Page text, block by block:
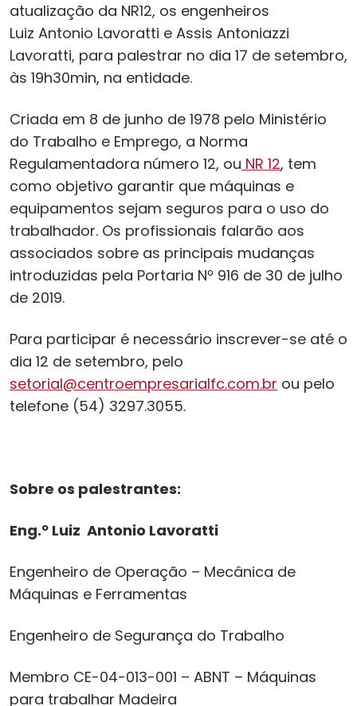
atualização da NR12, os engenheiros
Luiz Antonio Lavoratti e Assis Antoniazzi
Lavoratti, para palestrar no dia 17 de setembro,
às 19h30min, na entidade.
Criada em 8 de junho de 1978 pelo Ministério
do Trabalho e Emprego, a Norma
Regulamentadora número 12, ou NR 12, tem
como objetivo garantir que máquinas e
equipamentos sejam seguros para o uso do
trabalhador. Os profissionais falarão aos
associados sobre as principais mudanças
introduzidas pela Portaria Nº 916 de 30 de julho
de 2019.
Para participar é necessário inscrever-se até o
dia 12 de setembro, pelo
setorial@centroempresarialfc.com.br ou pelo
telefone (54) 3297.3055.
Sobre os palestrantes:
Eng.º Luiz Antonio Lavoratti
Engenheiro de Operação – Mecânica de
Máquinas e Ferramentas
Engenheiro de Segurança do Trabalho
Membro CE-04-013-001 – ABNT – Máquinas
para trabalhar Madeira